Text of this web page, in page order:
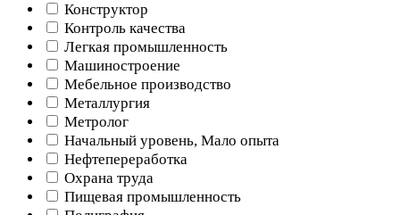
Конструктор
Контроль качества
Легкая промышленность
Машиностроение
Мебельное производство
Металлургия
Метролог
Начальный уровень, Мало опыта
Нефтепереработка
Охрана труда
Пищевая промышленность